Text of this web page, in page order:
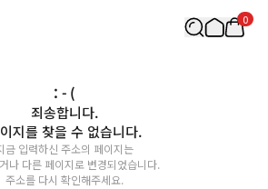
0
: - (
죄송합니다.
지를 찾을 수 없습니다.
금 입력하신 주소의 페이지는
나 다른 페이지로 변경되었습니다.
주소를 다시 확인해주세요.